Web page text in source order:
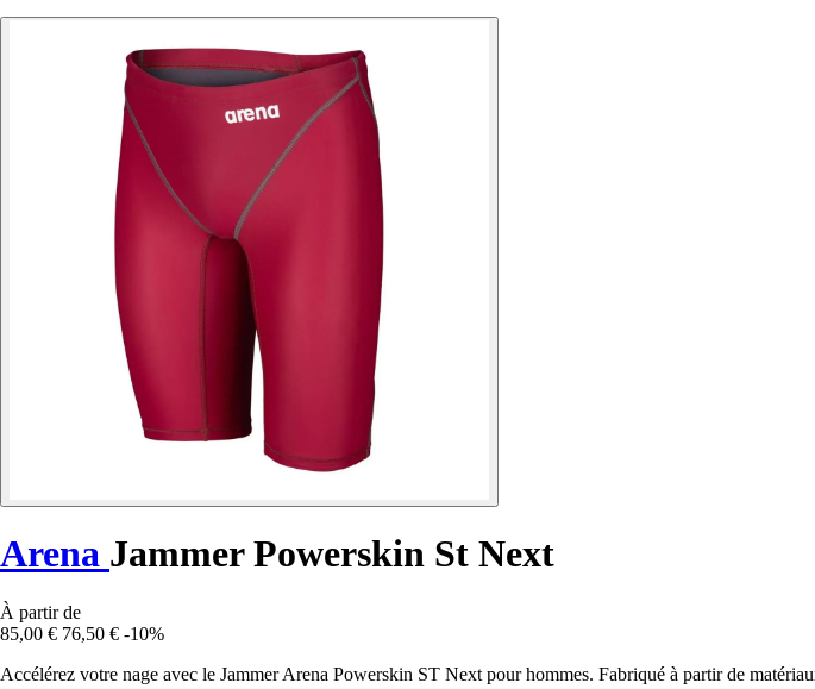
Arena Jammer Powerskin St Next
À partir de
85,00 € 76,50 € -10%
Accélérez votre nage avec le Jammer Arena Powerskin ST Next pour hommes. Fabriqué à partir de